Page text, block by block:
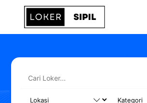
Langsung